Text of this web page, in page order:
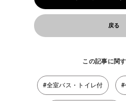
戻る
この記事に関
#全室バス・トイレ付 #